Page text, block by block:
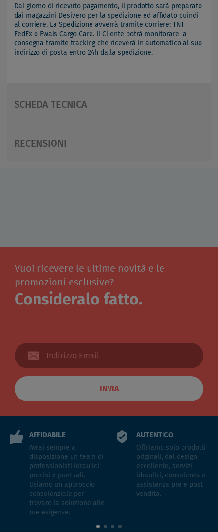
Dal giorno di ricevuto pagamento, il prodotto sarà preparato
dai magazzini Desivero per la spedizione ed affidato quindi
al corriere. La Spedizione avverrà tramite corriere: TNT
FedEx o Ewals Cargo Care. Il Cliente potrà monitorare la
consegna tramite tracking che riceverà in automatico al suo
indirizzo di posta entro 24h dalla spedizione.
SCHEDA TECNICA
RECENSIONI
Vuoi ricevere le ultime novità e le
promozioni esclusive?
Consideralo fatto.
INVIA
AFFIDABILE
Avrai sempre a
disposizione un team di
professionisti idraulici
precisi e puntuali.
Usiamo un approccio
consulenziale per
trovare la soluzione alle
tue esigenze.
AUTENTICO
Offriamo solo prodotti
originali, dal design
eccellente, servizi
idraulici, consulenza e
assistenza pre e post
vendita.